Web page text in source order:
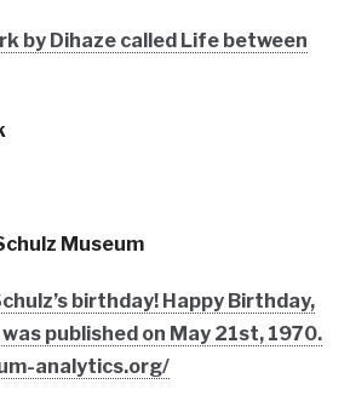
by Dihaze called Life between
Museum
birthday! Happy Birthday,
published on May 21st, 1970.
analytics.org/